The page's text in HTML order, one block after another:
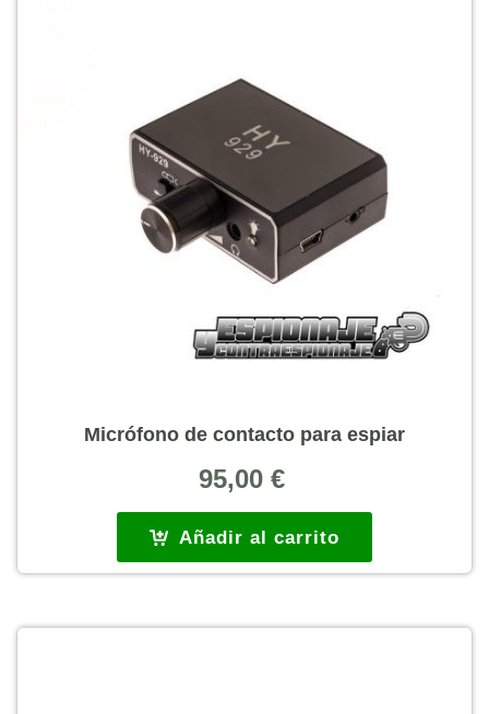
Micrófono de contacto para espiar
95,00 €
Añadir al carrito